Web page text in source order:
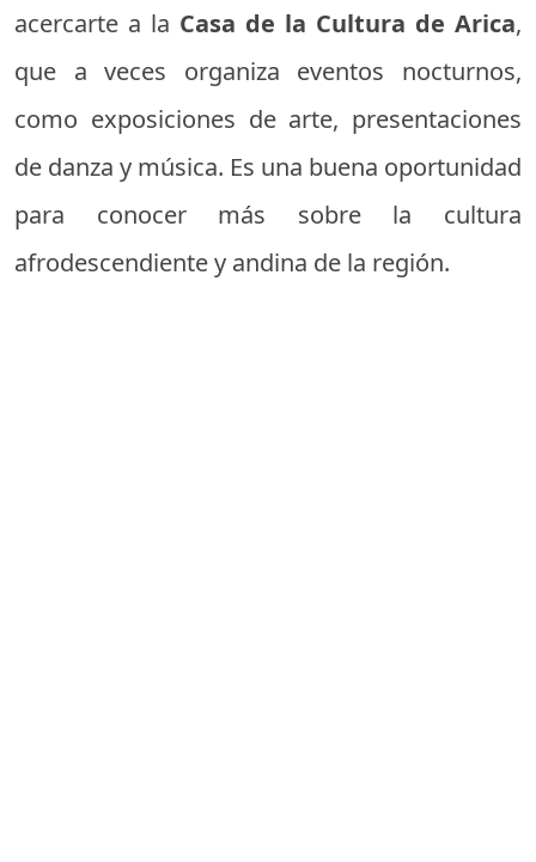
acercarte a la Casa de la Cultura de Arica,
que a veces organiza eventos nocturnos,
como exposiciones de arte, presentaciones
de danza y música. Es una buena oportunidad
para conocer más sobre la cultura
afrodescendiente y andina de la región.